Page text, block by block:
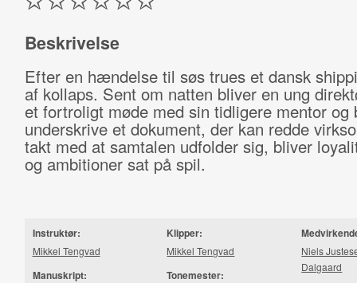
Beskrivelse
Efter en hændelse til søs trues et dansk
af kollaps. Sent om natten bliver en ung
et fortroligt møde med sin tidligere mentor og
underskrive et dokument, der kan redde
takt med at samtalen udfolder sig, bliver
og ambitioner sat på spil.
Instruktør:
Mikkel Tengvad
Manuskript:
Klipper:
Mikkel Tengvad
Tonemester:
Niels
Dalgaard